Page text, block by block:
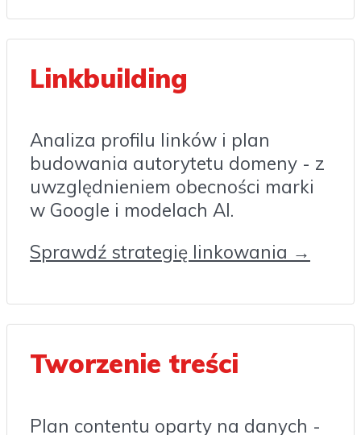
Linkbuilding
Analiza profilu linków i plan
budowania autorytetu domeny - z
uwzględnieniem obecności marki
w Google i modelach AI.
Sprawdź strategię linkowania →
Tworzenie treści
Plan contentu oparty na danych -